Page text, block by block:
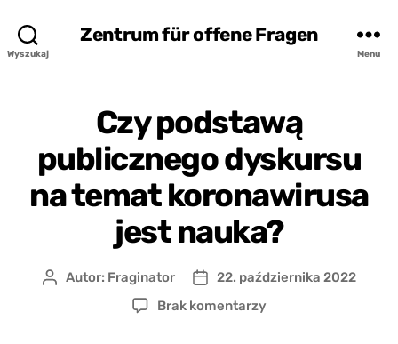
Wyszukaj
Zentrum für offene Fragen
Menu
Czy podstawą
publicznego dyskursu
na temat koronawirusa
jest nauka?
AutorAutor: Fraginator
Data
wpisu
22. października 2022
Brak komentarzydo